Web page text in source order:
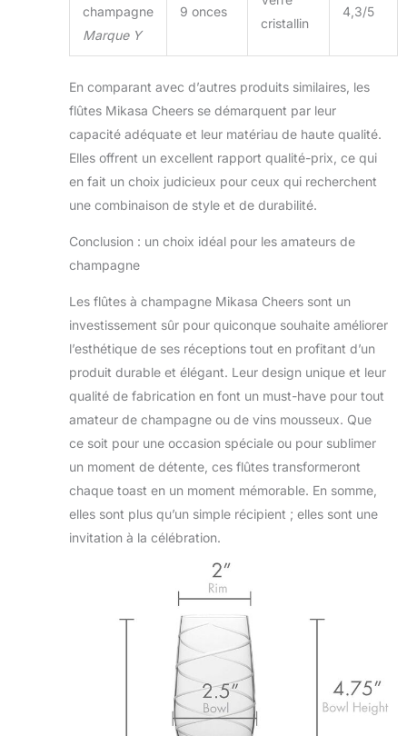
champagne
Marque Y
9 onces
cristallin
4,3/5
En comparant avec d’autres produits similaires, les
flûtes Mikasa Cheers se démarquent par leur
capacité adéquate et leur matériau de haute qualité.
Elles offrent un excellent rapport qualité-prix, ce qui
en fait un choix judicieux pour ceux qui recherchent
une combinaison de style et de durabilité.
Conclusion : un choix idéal pour les amateurs de
champagne
Les flûtes à champagne Mikasa Cheers sont un
investissement sûr pour quiconque souhaite améliorer
l’esthétique de ses réceptions tout en profitant d’un
produit durable et élégant. Leur design unique et leur
qualité de fabrication en font un must-have pour tout
amateur de champagne ou de vins mousseux. Que
ce soit pour une occasion spéciale ou pour sublimer
un moment de détente, ces flûtes transformeront
chaque toast en un moment mémorable. En somme,
elles sont plus qu’un simple récipient ; elles sont une
invitation à la célébration.